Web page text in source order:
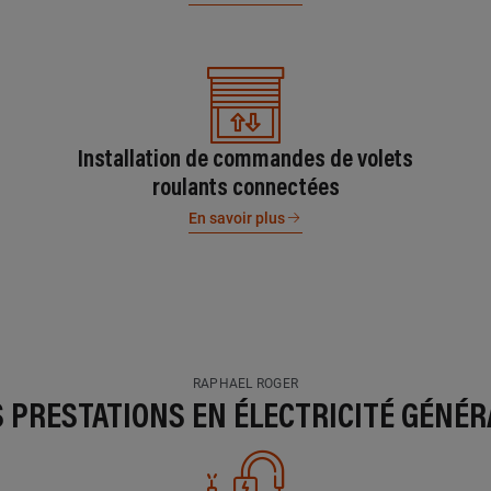
Installation de commandes de volets
roulants connectées
En savoir plus
RAPHAEL ROGER
PRESTATIONS EN ÉLECTRICITÉ